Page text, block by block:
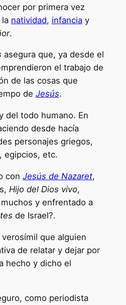
por primera vez
natividad, infanciay
.
asegura que, ya desde el
el trabajo de
de las cosas que
de Jesús.
del todo humano. En
desde hacía
personajes griegos,
egipcios, etc.
con Jesús de Nazaret,
Hijo del Dios vivo,
y enfrentado a
de Israel?.
que alguien
de relatar y dejar por
hecho y dicho el
como periodista